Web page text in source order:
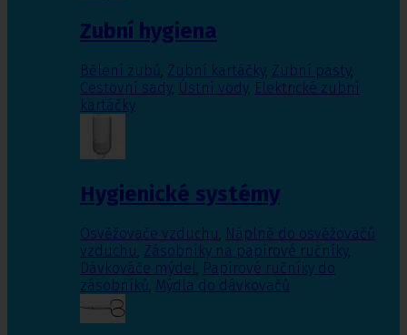
Zubní hygiena
Bělení zubů, Zubní kartáčky, Zubní pasty,
Cestovní sady, Ústní vody, Elektrické zubní
kartáčky
Hygienické systémy
Osvěžovače vzduchu, Náplně do osvěžovačů
vzduchu, Zásobníky na papírové ručníky,
Dávkováče mýdel, Papírové ručníky do
zásobníků, Mýdla do dávkovačů